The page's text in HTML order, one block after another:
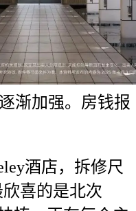
渐加强。房钱报
酒店，拆修尺
喜的是北次